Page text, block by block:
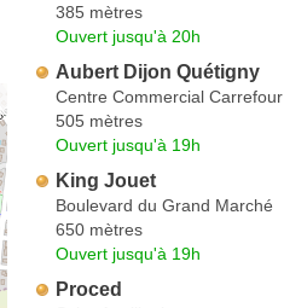
385 mètres
Ouvert jusqu'à 20h
Aubert Dijon Quétigny
Centre Commercial Carrefour
505 mètres
Ouvert jusqu'à 19h
King Jouet
Boulevard du Grand Marché
650 mètres
Ouvert jusqu'à 19h
Proced